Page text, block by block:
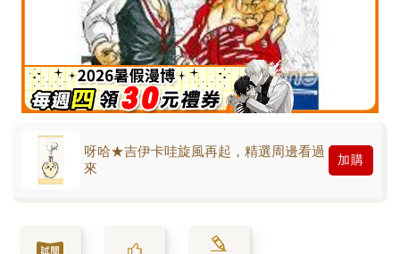
呀哈★吉伊卡哇旋風再起，精選周邊看過
來
加購